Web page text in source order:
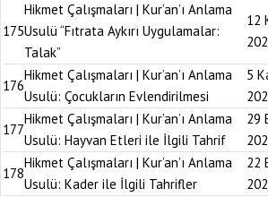
175
Hikmet Çalışmaları | Kur’an’ı Anlama
Usulü “Fıtrata Aykırı Uygulamalar:
Talak”
12
176
Hikmet Çalışmaları | Kur’an’ı Anlama
Usulü: Çocukların Evlendirilmesi
5
177
Hikmet Çalışmaları | Kur’an’ı Anlama
Usulü: Hayvan Etleri ile İlgili Tahrif
29
178
Hikmet Çalışmaları | Kur’an’ı Anlama
Usulü: Kader ile İlgili Tahrifler
22